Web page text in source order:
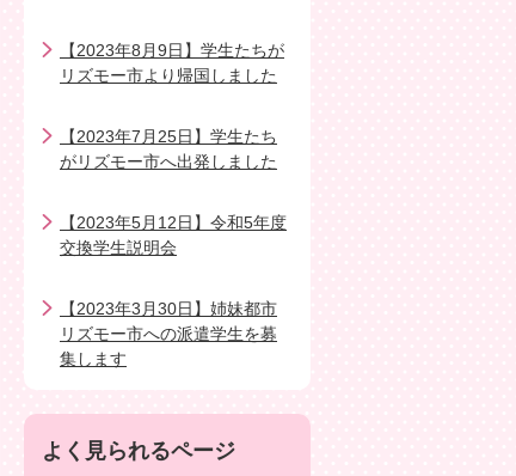
【2023年8月9日】学生たちが
リズモー市より帰国しました
【2023年7月25日】学生たち
がリズモー市へ出発しました
【2023年5月12日】令和5年度
交換学生説明会
【2023年3月30日】姉妹都市
リズモー市への派遣学生を募
集します
よく見られるページ